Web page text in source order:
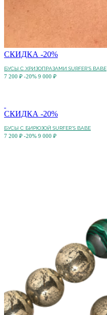
СКИДКА -20%
БУСЫ С ХРИЗОПРАЗАМИ SURFER'S BABE
7 200 ₽ -20% 9 000 ₽
СКИДКА -20%
БУСЫ С БИРЮЗОЙ SURFER'S BABE
7 200 ₽ -20% 9 000 ₽